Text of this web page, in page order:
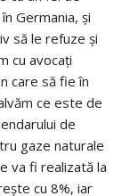
Germania, și
să le refuze și
cu avocați
care să fie în
ce este de
de
gaze naturale
va fi realizată la
cu 8%, iar